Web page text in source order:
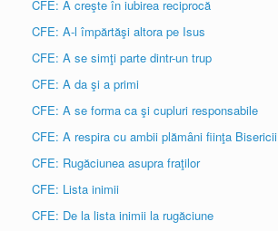
CFE: A creşte în iubirea reciprocă
CFE: A-l împărtăşi altora pe Isus
CFE: A se simţi parte dintr-un trup
CFE: A da şi a primi
CFE: A se forma ca şi cupluri responsabile
CFE: A respira cu ambii plămâni fiinţa Bisericii
CFE: Rugăciunea asupra fraţilor
CFE: Lista inimii
CFE: De la lista inimii la rugăciune